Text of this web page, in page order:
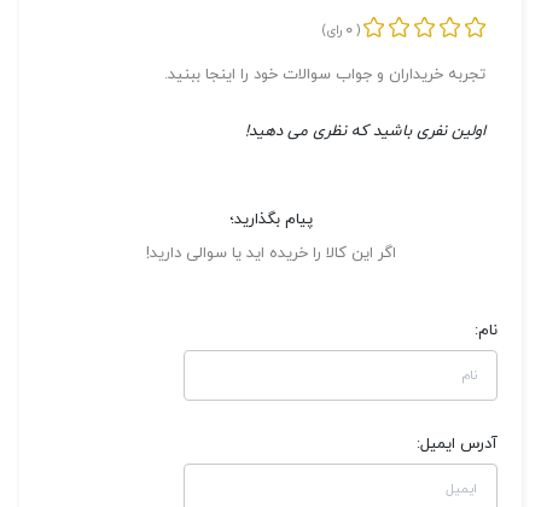
(
0 رای)
تجربه خریداران و جواب سوالات خود را اینجا ببنید.
اولین نفری باشید که نظری می دهید!
پیام بگذارید؛
اگر این کالا را خریده اید یا سوالی دارید!
نام:
آدرس ایمیل: